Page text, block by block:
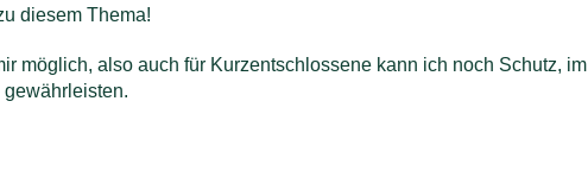
diesem Thema!
möglich, also auch für Kurzentschlossene kann ich noch Schutz, im